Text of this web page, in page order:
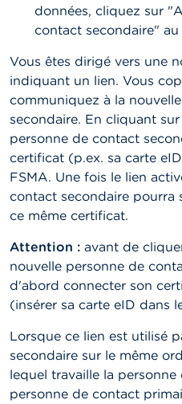
données, cliquez sur
contact secondaire"
Vous êtes dirigé vers une
indiquant un lien. Vous
communiquez à la
secondaire. En cliquant
personne de contact
certificat (p.ex. sa carte
FSMA. Une fois le lien
contact secondaire pourra
ce même certificat.
Attention : avant de
nouvelle personne de
d'abord connecter son
(insérer sa carte eID dans
Lorsque ce lien est utilisé
secondaire sur le même
lequel travaille la
personne de contact